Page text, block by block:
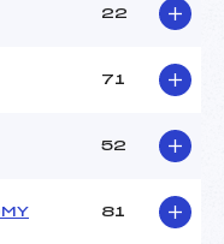
22
71
52
81